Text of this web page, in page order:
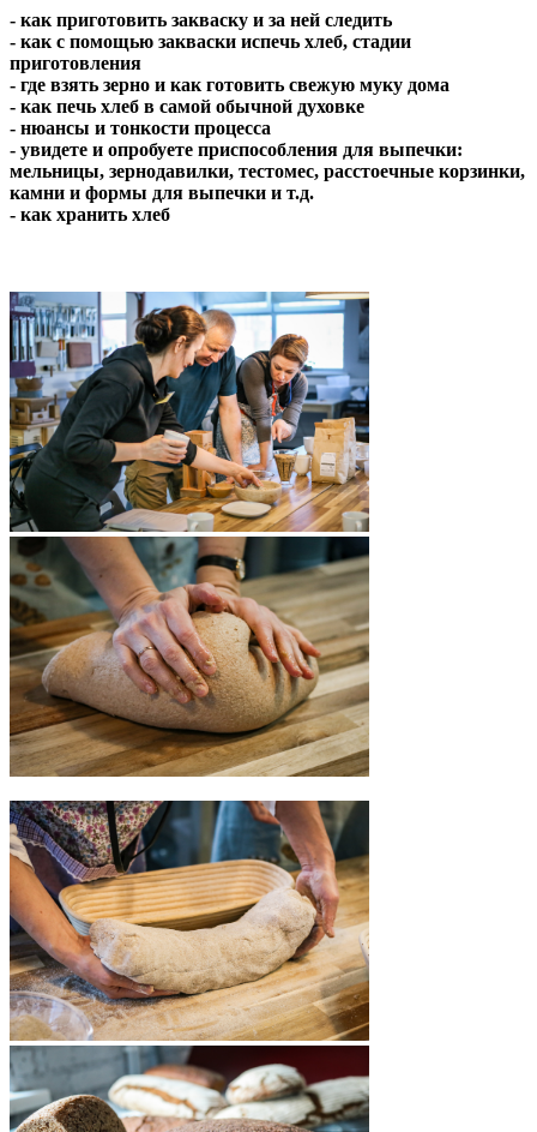
- как приготовить закваску и за ней следить
- как с помощью закваски испечь хлеб, стадии
приготовления
- где взять зерно и как готовить свежую муку дома
- как печь хлеб в самой обычной духовке
- нюансы и тонкости процесса
- увидете и опробуете приспособления для выпечки:
мельницы, зернодавилки, тестомес, расстоечные корзинки,
камни и формы для выпечки и т.д.
- как хранить хлеб